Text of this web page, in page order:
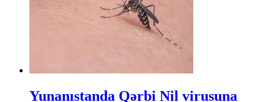
Yunanıstanda Qərbi Nil virusuna